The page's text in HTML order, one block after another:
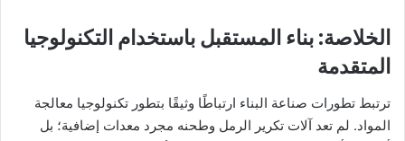
الخلاصة: بناء المستقبل باستخدام التكنولوجيا
المتقدمة
ترتبط تطورات صناعة البناء ارتباطًا وثيقًا بتطور تكنولوجيا معالجة
المواد. لم تعد آلات تكرير الرمل وطحنه مجرد معدات إضافية؛ بل